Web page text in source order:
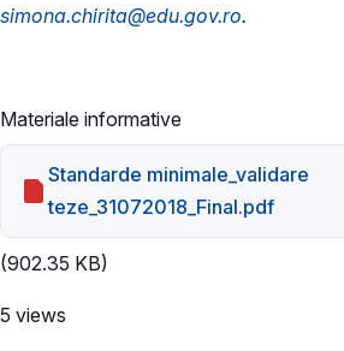
simona.chirita@edu.gov.ro.
Materiale informative
Standarde minimale_validare
teze_31072018_Final.pdf
(902.35 KB)
5 views